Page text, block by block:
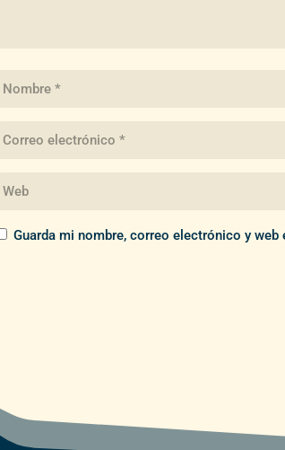
Guarda mi nombre, correo electrónico y